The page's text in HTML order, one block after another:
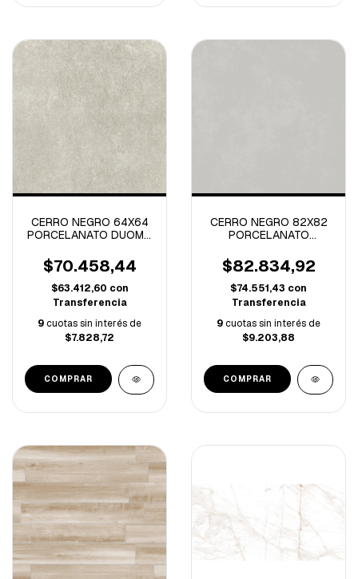
CERRO NEGRO 64X64
PORCELANATO DUOMO
$70.458,44
$63.412,60 con
Transferencia
9cuotas sin interés de
$7.828,72
CERRO NEGRO 82X82
PORCELANATO
NATURAL-2.69M/C
$82.834,92
$74.551,43 con
Transferencia
9cuotas sin interés de
$9.203,88